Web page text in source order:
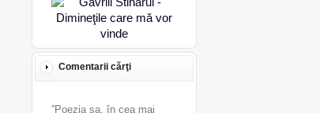
Comentarii cărţi
”Poezia sa, în cea mai